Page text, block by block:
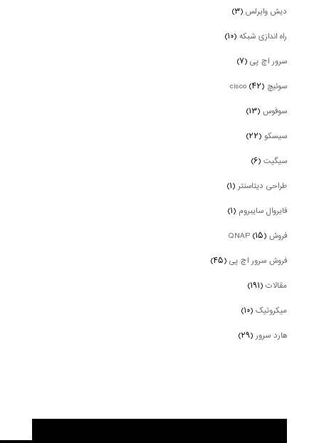
دیش وایرلس(۳)
راه اندازی شبکه(۱۰)
سرور اچ پی(۷)
سوئیچ cisco (۴۲)
سوفوس(۱۳)
سیسکو(۲۲)
سیگیت(۶)
طراحی دیتاسنتر(۱)
فایروال سایبروم (۱)
فروش QNAP (۱۵)
فروش سرور اچ پی(۴۵)
مقالات(۱۹۱)
میکروتیک(۱۰)
هارد سرور(۲۹)